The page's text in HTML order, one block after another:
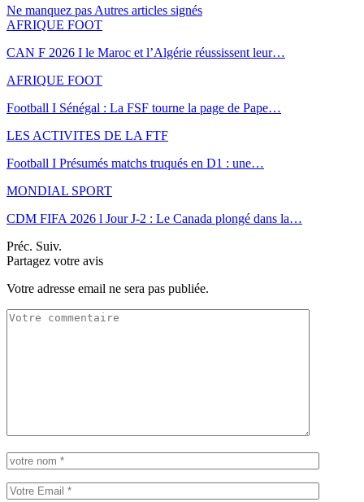
Ne manquez pas Autres articles signés
AFRIQUE FOOT
CAN F 2026 I le Maroc et l’Algérie réussissent leur…
AFRIQUE FOOT
Football I Sénégal : La FSF tourne la page de Pape…
LES ACTIVITES DE LA FTF
Football I Présumés matchs truqués en D1 : une…
MONDIAL SPORT
CDM FIFA 2026 l Jour J-2 : Le Canada plongé dans la…
Préc. Suiv.
Partagez votre avis
Votre adresse email ne sera pas publiée.